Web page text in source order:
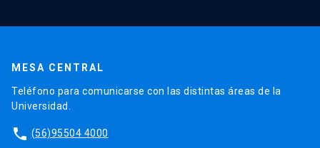
MESA CENTRAL
Teléfono para comunicarse con las distintas áreas de la
Universidad.
phone (56)95504 4000